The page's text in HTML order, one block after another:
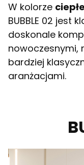
W kolorze
BUBBLE 02 jest
doskonale
nowoczesnymi,
bardziej
aranżacjami.